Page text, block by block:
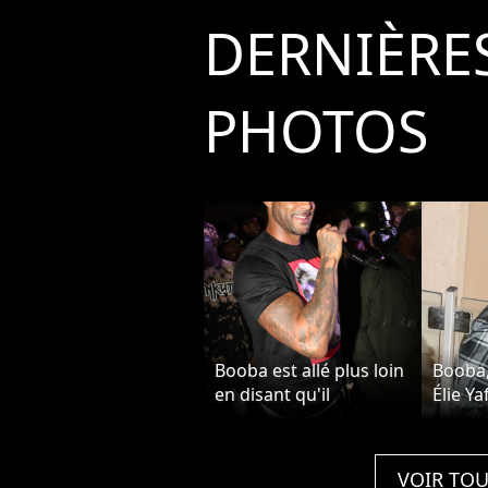
PHOTOS
Booba est allé plus loin
en disant qu'il
préparait un son
Élie
Kaaris
VOIR